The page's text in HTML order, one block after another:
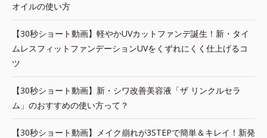
オイルの使い方
【30秒ショート動画】軽やかUVカットファンデ誕生！新・タイ
ムレスフィットファンデーションUVをくずれにくく仕上げるコ
ツ
【30秒ショート動画】新・シワ改善美容液「ザ リンクルセラ
ム」のおすすめの使い方って？
【30秒ショート動画】メイク崩れが3STEPで簡単＆キレイ！新発